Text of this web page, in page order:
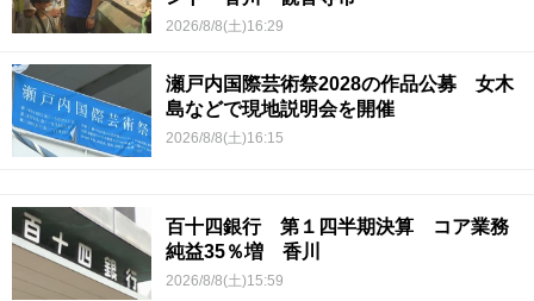
2026/8/8(土)16:29
瀬戸内国際芸術祭2028の作品公募 女木
島などで現地説明会を開催
2026/8/8(土)16:15
百十四銀行 第１四半期決算 コア業務
純益35％増 香川
2026/8/8(土)15:59